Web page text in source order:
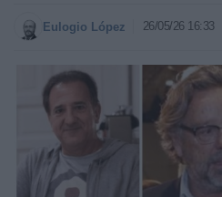
Eulogio López 26/05/26 16:33